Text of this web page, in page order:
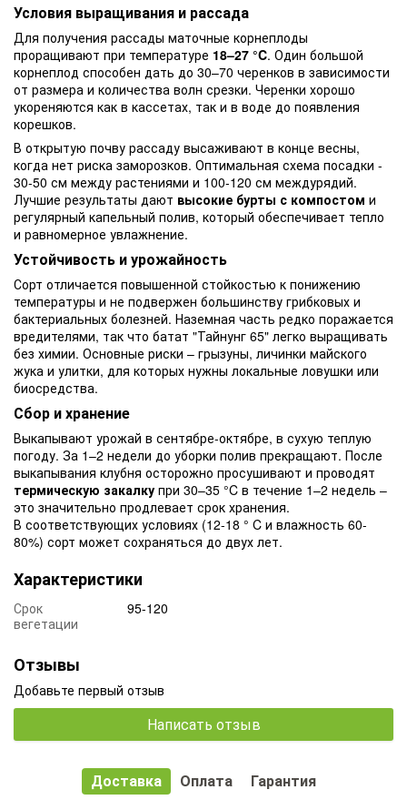
Условия выращивания и рассада
Для получения рассады маточные корнеплоды
проращивают при температуре 18–27 °C. Один большой
корнеплод способен дать до 30–70 черенков в зависимости
от размера и количества волн срезки. Черенки хорошо
укореняются как в кассетах, так и в воде до появления
корешков.
В открытую почву рассаду высаживают в конце весны,
когда нет риска заморозков. Оптимальная схема посадки -
30-50 см между растениями и 100-120 см междурядий.
Лучшие результаты дают высокие бурты с компостом и
регулярный капельный полив, который обеспечивает тепло
и равномерное увлажнение.
Устойчивость и урожайность
Сорт отличается повышенной стойкостью к понижению
температуры и не подвержен большинству грибковых и
бактериальных болезней. Наземная часть редко поражается
вредителями, так что батат "Тайнунг 65" легко выращивать
без химии. Основные риски – грызуны, личинки майского
жука и улитки, для которых нужны локальные ловушки или
биосредства.
Сбор и хранение
Выкапывают урожай в сентябре-октябре, в сухую теплую
погоду. За 1–2 недели до уборки полив прекращают. После
выкапывания клубня осторожно просушивают и проводят
термическую закалку при 30–35 °C в течение 1–2 недель –
это значительно продлевает срок хранения.
В соответствующих условиях (12-18 ° C и влажность 60-
80%) сорт может сохраняться до двух лет.
Характеристики
Срок
вегетации
95-120
Отзывы
Добавьте первый отзыв
Написать отзыв
Доставка Оплата Гарантия